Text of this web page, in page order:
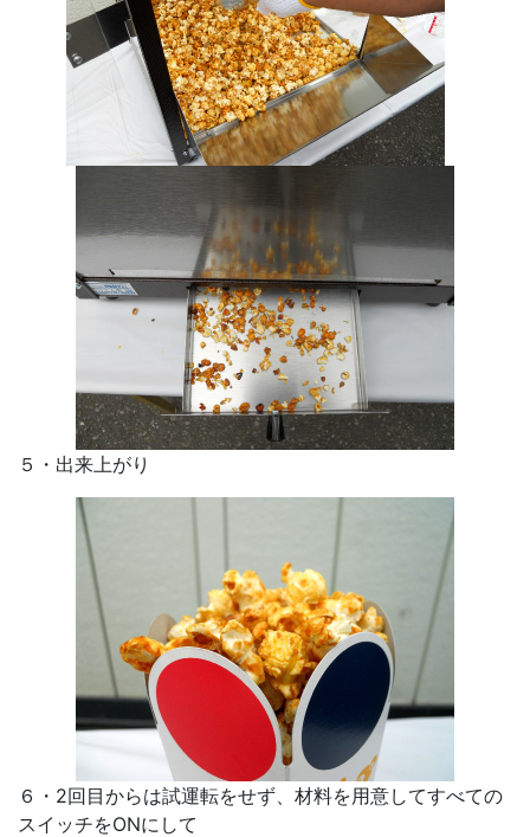
５・出来上がり
６・2回目からは試運転をせず、材料を用意してすべての
スイッチをONにして